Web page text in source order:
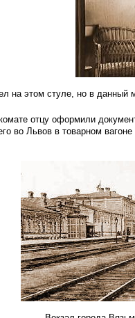
на этом стуле, но в
отцу оформили
во Львов в товарном